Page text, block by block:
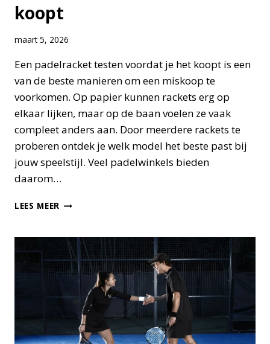
koopt
maart 5, 2026
Een padelracket testen voordat je het koopt is een
van de beste manieren om een miskoop te
voorkomen. Op papier kunnen rackets erg op
elkaar lijken, maar op de baan voelen ze vaak
compleet anders aan. Door meerdere rackets te
proberen ontdek je welk model het beste past bij
jouw speelstijl. Veel padelwinkels bieden
daarom…
LEES MEER WAAROM
TESTEN
VOORDAT
KOOPT